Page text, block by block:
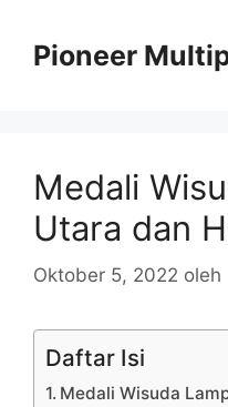
Pioneer
Medali
Utara dan
Oktober 5, 2022 oleh
Daftar Isi
Medali Wisuda